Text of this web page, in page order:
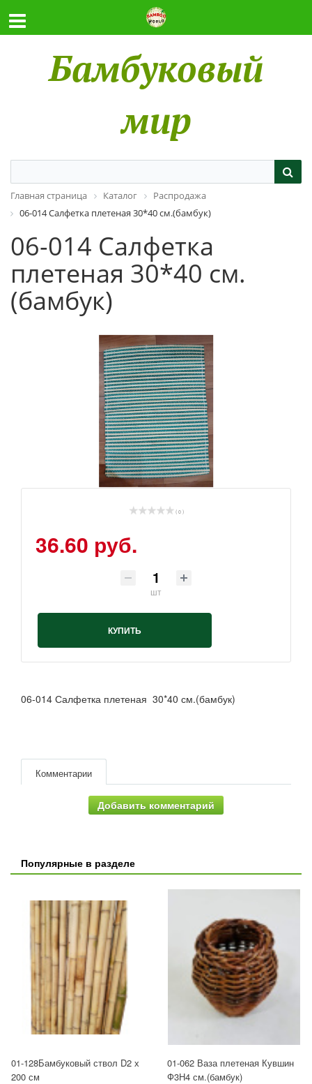
Бамбуковый
мир
Главная страница Каталог
Распродажа
06-014 Салфетка плетеная 30*40 см.(бамбук)
06-014 Салфетка
плетеная 30*40 см.
(бамбук)
( 0 )
36.60 руб.
шт
КУПИТЬ
06-014 Салфетка плетеная 30*40 см.(бамбук)
Комментарии
Добавить комментарий
Популярные в разделе
01-128Бамбуковый ствол D2 х
200 см
01-062 Ваза плетеная Кувшин
Ф3Н4 см.(бамбук)